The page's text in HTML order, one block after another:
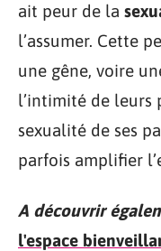
ait peur de la
l’assumer. Cette
une gêne, voire
l’intimité de leurs
sexualité de ses
parfois amplifier
A découvrir
l'espace